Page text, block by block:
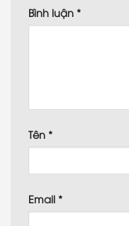
Bình luận *
Tên *
Email *